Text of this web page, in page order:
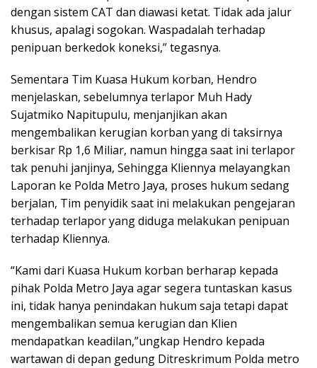
dengan sistem CAT dan diawasi ketat. Tidak ada jalur
khusus, apalagi sogokan. Waspadalah terhadap
penipuan berkedok koneksi,” tegasnya.
Sementara Tim Kuasa Hukum korban, Hendro
menjelaskan, sebelumnya terlapor Muh Hady
Sujatmiko Napitupulu, menjanjikan akan
mengembalikan kerugian korban yang di taksirnya
berkisar Rp 1,6 Miliar, namun hingga saat ini terlapor
tak penuhi janjinya, Sehingga Kliennya melayangkan
Laporan ke Polda Metro Jaya, proses hukum sedang
berjalan, Tim penyidik saat ini melakukan pengejaran
terhadap terlapor yang diduga melakukan penipuan
terhadap Kliennya.
“Kami dari Kuasa Hukum korban berharap kepada
pihak Polda Metro Jaya agar segera tuntaskan kasus
ini, tidak hanya penindakan hukum saja tetapi dapat
mengembalikan semua kerugian dan Klien
mendapatkan keadilan,”ungkap Hendro kepada
wartawan di depan gedung Ditreskrimum Polda metro